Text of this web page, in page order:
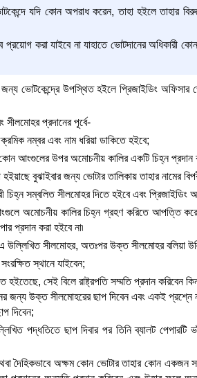
যদি কোন অপরাধ করেন, তাহা হইলে তাহার
প্রয়োগ করা যাইবে না যাহাতে ভোটদানের অধিকারী
ভোটকেন্দ্রে উপস্থিত হইলে প্রিজাইডিং অফিসার
প্রদানের পূর্বে-
নম্বর এবং নাম ধরিয়া ডাকিতে হইবে;
কোন আংগুলের উপর অমোচনীয় কালির একটি চিহ্ন প্রদান
বুঝাইবার জন্য ভোটার তালিকায় তাহার নামের
চিহ্ন সম্বলিত সীলমোহর দিতে হইবে এবং প্রিজাইডিং
অমোচনীয় কালির চিহ্ন গ্রহণ করিতে আপত্তি
প্রদান করা হইবে না৷
উল্লিখিত সীলমোহর, অতঃপর উক্ত সীলমোহর বলিয়া
স্থানে যাইবেন;
হইতেছে, সেই বিলে রাষ্ট্রপতি সম্মতি প্রদান
জন্য উক্ত সীলমোহরের ছাপ দিবেন এবং একই প্রশ্নে
দিবেন;
পদ্ধতিতে ছাপ দিবার পর তিনি ব্যালট পেপারটি
দৈহিকভাবে অক্ষম কোন ভোটার তাহার কোন একজন